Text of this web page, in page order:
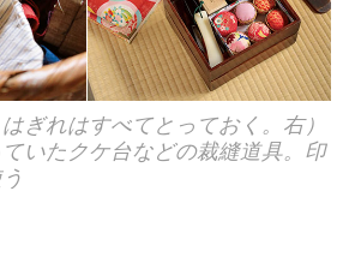
ぎれはすべてとっておく。右）
いたクケ台などの裁縫道具。印